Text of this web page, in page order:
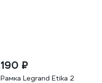
190 ₽
Рамка Legrand Etika 2